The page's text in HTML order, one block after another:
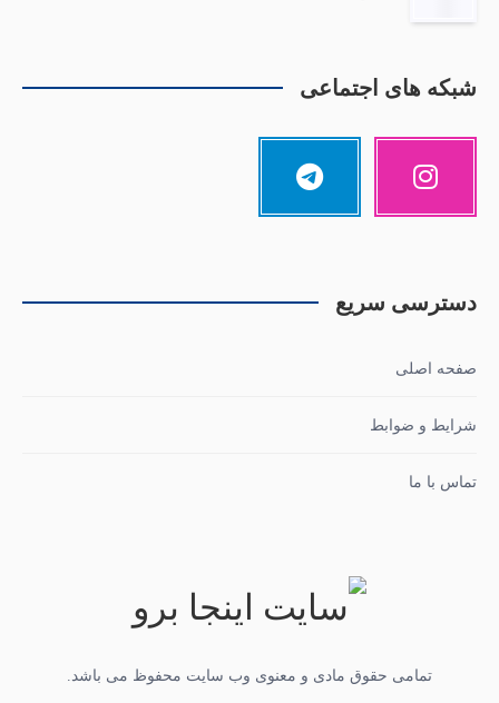
شبکه های اجتماعی
دسترسی سریع
صفحه اصلی
شرایط و ضوابط
تماس با ما
تمامی حقوق مادی و معنوی وب سایت محفوظ می باشد.